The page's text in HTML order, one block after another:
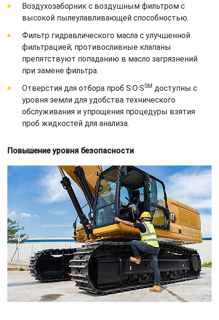
Воздухозаборник с воздушным фильтром с
высокой пылеулавливающей способностью.
Фильтр гидравлического масла с улучшенной
фильтрацией; противосливные клапаны
препятствуют попаданию в масло загрязнений
при замене фильтра.
Отверстия для отбора проб S·O·SSM доступны с
уровня земли для удобства технического
обслуживания и упрощения процедуры взятия
проб жидкостей для анализа.
Повышение уровня безопасности